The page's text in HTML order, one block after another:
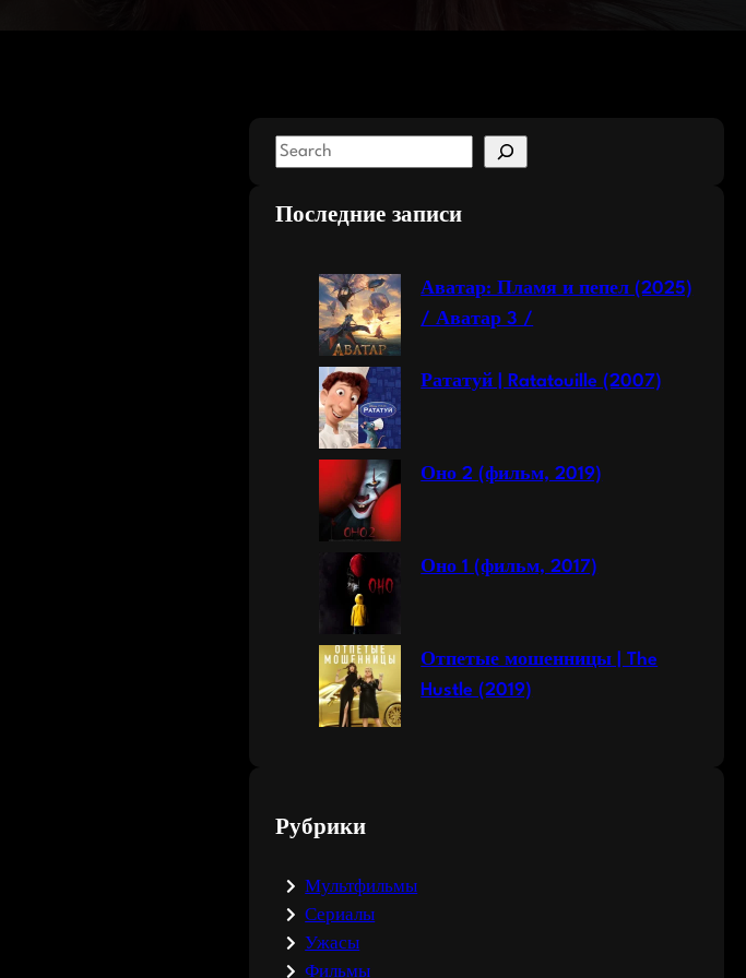
S
a
Последние записи
Аватар: Пламя и пепел (2025)
/ Аватар 3 /
Рататуй | Ratatouille (2007)
Оно 2 (фильм, 2019)
Оно 1 (фильм, 2017)
Отпетые мошенницы | The
Hustle (2019)
Рубрики
Мультфильмы
Сериалы
Ужасы
Фильмы